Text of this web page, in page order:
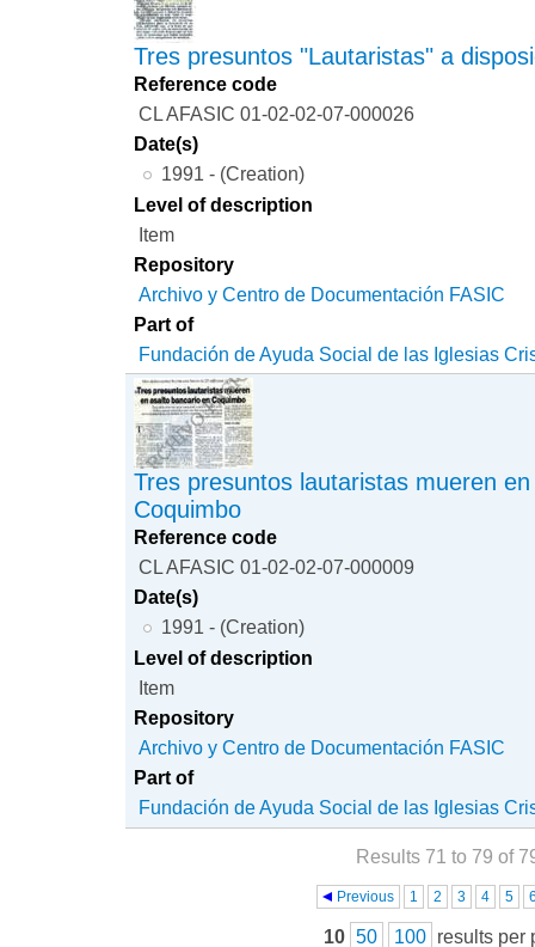
Tres presuntos "Lautaristas" a
Reference code
CL AFASIC 01-02-02-07-000026
Date(s)
1991 - (Creation)
Level of description
Item
Repository
Archivo y Centro de Documentación FASIC
Part of
Fundación de Ayuda Social de las Iglesias
Tres presuntos lautaristas mueren
Coquimbo
Reference code
CL AFASIC 01-02-02-07-000009
Date(s)
1991 - (Creation)
Level of description
Item
Repository
Archivo y Centro de Documentación FASIC
Part of
Fundación de Ayuda Social de las Iglesias
Results 71 to 79 of
Previous 1 2 3 4 5
10 50 100 results per